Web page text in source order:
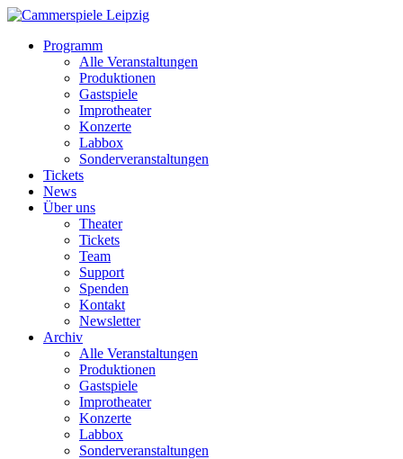
Programm
Alle Veranstaltungen
Produktionen
Gastspiele
Improtheater
Konzerte
Labbox
Sonderveranstaltungen
Tickets
News
Über uns
Theater
Tickets
Team
Support
Spenden
Kontakt
Newsletter
Archiv
Alle Veranstaltungen
Produktionen
Gastspiele
Improtheater
Konzerte
Labbox
Sonderveranstaltungen